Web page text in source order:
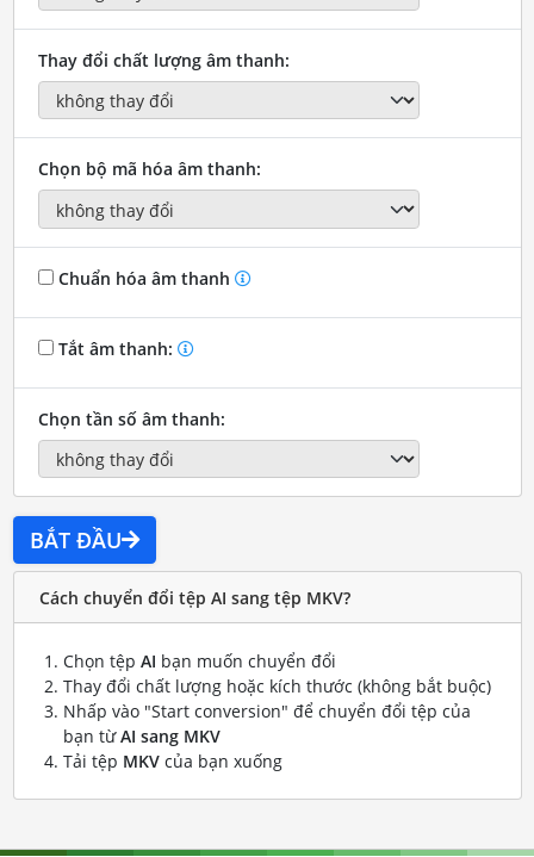
Thay đổi chất lượng âm thanh:
Chọn bộ mã hóa âm thanh:
Chuẩn hóa âm thanh
Tắt âm thanh:
Chọn tần số âm thanh:
BẮT ĐẦU
Cách chuyển đổi tệp AI sang tệp MKV?
Chọn tệp AI bạn muốn chuyển đổi
Thay đổi chất lượng hoặc kích thước (không bắt buộc)
Nhấp vào "Start conversion" để chuyển đổi tệp của
bạn từAI sang MKV
Tải tệp MKVcủa bạn xuống